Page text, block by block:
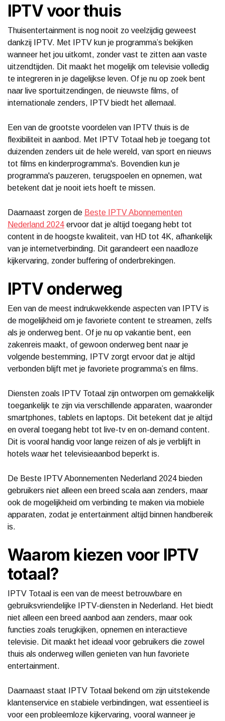
IPTV voor thuis
Thuisentertainment is nog nooit zo veelzijdig geweest
dankzij IPTV. Met IPTV kun je programma’s bekijken
wanneer het jou uitkomt, zonder vast te zitten aan vaste
uitzendtijden. Dit maakt het mogelijk om televisie volledig
te integreren in je dagelijkse leven. Of je nu op zoek bent
naar live sportuitzendingen, de nieuwste films, of
internationale zenders, IPTV biedt het allemaal.
Een van de grootste voordelen van IPTV thuis is de
flexibiliteit in aanbod. Met IPTV Totaal heb je toegang tot
duizenden zenders uit de hele wereld, van sport en nieuws
tot films en kinderprogramma's. Bovendien kun je
programma's pauzeren, terugspoelen en opnemen, wat
betekent dat je nooit iets hoeft te missen.
Daarnaast zorgen de Beste IPTV Abonnementen
Nederland 2024 ervoor dat je altijd toegang hebt tot
content in de hoogste kwaliteit, van HD tot 4K, afhankelijk
van je internetverbinding. Dit garandeert een naadloze
kijkervaring, zonder buffering of onderbrekingen.
IPTV onderweg
Een van de meest indrukwekkende aspecten van IPTV is
de mogelijkheid om je favoriete content te streamen, zelfs
als je onderweg bent. Of je nu op vakantie bent, een
zakenreis maakt, of gewoon onderweg bent naar je
volgende bestemming, IPTV zorgt ervoor dat je altijd
verbonden blijft met je favoriete programma’s en films.
Diensten zoals IPTV Totaal zijn ontworpen om gemakkelijk
toegankelijk te zijn via verschillende apparaten, waaronder
smartphones, tablets en laptops. Dit betekent dat je altijd
en overal toegang hebt tot live-tv en on-demand content.
Dit is vooral handig voor lange reizen of als je verblijft in
hotels waar het televisieaanbod beperkt is.
De Beste IPTV Abonnementen Nederland 2024 bieden
gebruikers niet alleen een breed scala aan zenders, maar
ook de mogelijkheid om verbinding te maken via mobiele
apparaten, zodat je entertainment altijd binnen handbereik
is.
Waarom kiezen voor IPTV
totaal?
IPTV Totaal is een van de meest betrouwbare en
gebruiksvriendelijke IPTV-diensten in Nederland. Het biedt
niet alleen een breed aanbod aan zenders, maar ook
functies zoals terugkijken, opnemen en interactieve
televisie. Dit maakt het ideaal voor gebruikers die zowel
thuis als onderweg willen genieten van hun favoriete
entertainment.
Daarnaast staat IPTV Totaal bekend om zijn uitstekende
klantenservice en stabiele verbindingen, wat essentieel is
voor een probleemloze kijkervaring, vooral wanneer je